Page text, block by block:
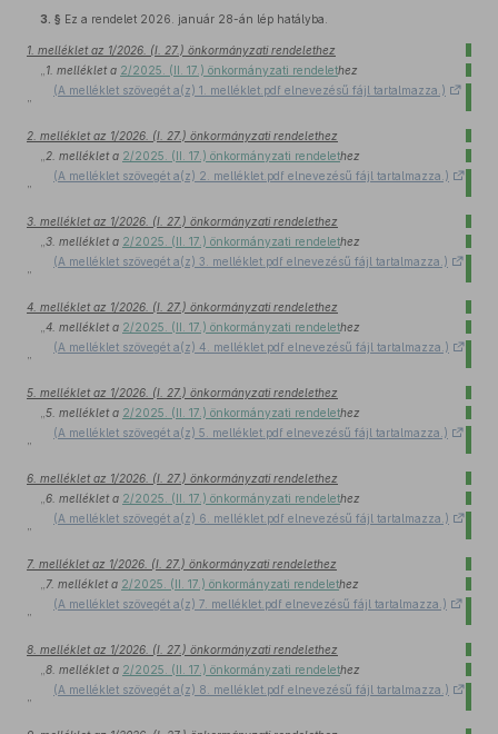
3. § Ez a rendelet 2026. január 28-án lép hatályba.
1. melléklet az 1/2026. (I. 27.) önkormányzati rendelethez
1. melléklet a 2/2025. (II. 17.) önkormányzati rendelethez
(A melléklet szövegét a(z) 1. melléklet.pdf elnevezésű fájl tartalmazza.)
”
2. melléklet az 1/2026. (I. 27.) önkormányzati rendelethez
2. melléklet a 2/2025. (II. 17.) önkormányzati rendelethez
(A melléklet szövegét a(z) 2. melléklet.pdf elnevezésű fájl tartalmazza.)
”
3. melléklet az 1/2026. (I. 27.) önkormányzati rendelethez
3. melléklet a 2/2025. (II. 17.) önkormányzati rendelethez
(A melléklet szövegét a(z) 3. melléklet.pdf elnevezésű fájl tartalmazza.)
”
4. melléklet az 1/2026. (I. 27.) önkormányzati rendelethez
4. melléklet a 2/2025. (II. 17.) önkormányzati rendelethez
(A melléklet szövegét a(z) 4. melléklet.pdf elnevezésű fájl tartalmazza.)
”
5. melléklet az 1/2026. (I. 27.) önkormányzati rendelethez
5. melléklet a 2/2025. (II. 17.) önkormányzati rendelethez
(A melléklet szövegét a(z) 5. melléklet.pdf elnevezésű fájl tartalmazza.)
”
6. melléklet az 1/2026. (I. 27.) önkormányzati rendelethez
6. melléklet a 2/2025. (II. 17.) önkormányzati rendelethez
(A melléklet szövegét a(z) 6. melléklet.pdf elnevezésű fájl tartalmazza.)
”
7. melléklet az 1/2026. (I. 27.) önkormányzati rendelethez
7. melléklet a 2/2025. (II. 17.) önkormányzati rendelethez
(A melléklet szövegét a(z) 7. melléklet.pdf elnevezésű fájl tartalmazza.)
”
8. melléklet az 1/2026. (I. 27.) önkormányzati rendelethez
8. melléklet a 2/2025. (II. 17.) önkormányzati rendelethez
(A melléklet szövegét a(z) 8. melléklet.pdf elnevezésű fájl tartalmazza.)
”